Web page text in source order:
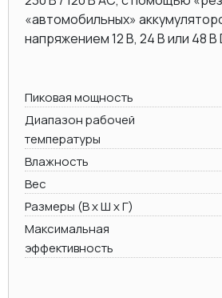
«автомобильных»
напряжением 12 В, 24 В или 48 В
Пиковая мощность
Диапазон рабочей
температуры
Влажность
Вес
Размеры (В х Ш х Г)
Максимальная
эффективность